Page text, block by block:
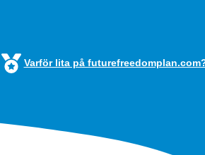
Varför lita på